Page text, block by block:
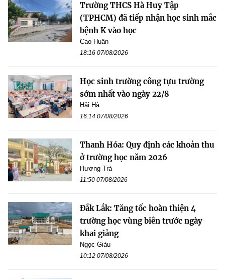
Trường THCS Hà Huy Tập
(TPHCM) đã tiếp nhận học sinh mắc
bệnh K vào học
Cao Huân
18:16 07/08/2026
Học sinh trường công tựu trường
sớm nhất vào ngày 22/8
Hải Hà
16:14 07/08/2026
Thanh Hóa: Quy định các khoản thu
ở trường học năm 2026
Hương Trà
11:50 07/08/2026
Đắk Lắk: Tăng tốc hoàn thiện 4
trường học vùng biên trước ngày
khai giảng
Ngọc Giàu
10:12 07/08/2026